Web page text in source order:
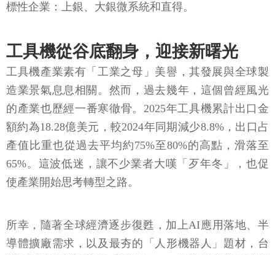
標性企業：上銀、大銀微系統和直得。
工具機從谷底翻身，迎接新曙光
工具機產業素有「工業之母」美譽，其發展與全球製
造業景氣息息相關。然而，過去幾年，這個曾經風光
的產業也歷經一番寒徹骨。2025年工具機累計出口金
額約為18.28億美元，較2024年同期減少8.8%，出口占
產值比重也從過去平均約75%至80%的高點，滑落至
65%。這波低迷，讓不少業者大嘆「歹年冬」，也促
使產業開始思考轉型之路。
所幸，隨著全球經濟逐步復甦，加上AI應用落地、半
導體擴廠需求，以及最夯的「人形機器人」題材，台